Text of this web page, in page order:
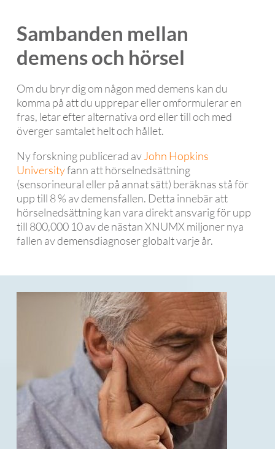
Sambanden mellan
demens och hörsel
Om du bryr dig om någon med demens kan du
komma på att du upprepar eller omformulerar en
fras, letar efter alternativa ord eller till och med
överger samtalet helt och hållet.
Ny forskning publicerad av John Hopkins
Universityfann att hörselnedsättning
(sensorineural eller på annat sätt) beräknas stå för
upp till 8 % av demensfallen. Detta innebär att
hörselnedsättning kan vara direkt ansvarig för upp
till 800,000 10 av de nästan XNUMX miljoner nya
fallen av demensdiagnoser globalt varje år.